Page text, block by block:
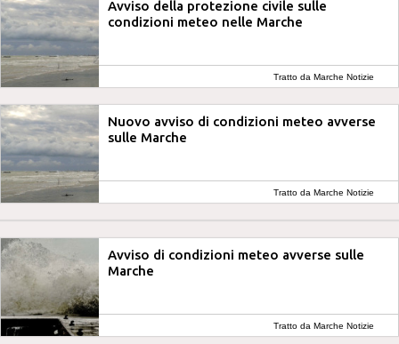
Avviso della protezione civile sulle
condizioni meteo nelle Marche
Tratto da Marche Notizie
Nuovo avviso di condizioni meteo avverse
sulle Marche
Tratto da Marche Notizie
Avviso di condizioni meteo avverse sulle
Marche
Tratto da Marche Notizie